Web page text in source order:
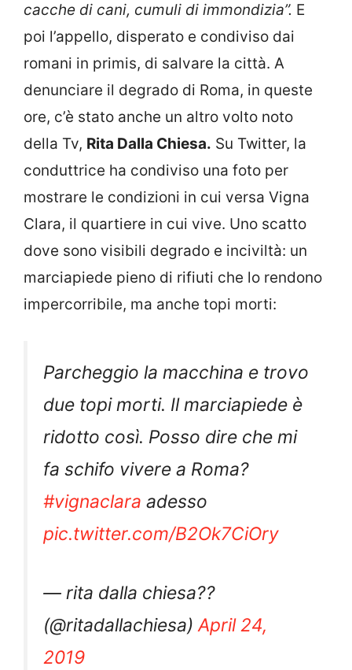
cacche di cani, cumuli di immondizia”. E
poi l’appello, disperato e condiviso dai
romani in primis, di salvare la città. A
denunciare il degrado di Roma, in queste
ore, c’è stato anche un altro volto noto
della Tv, Rita Dalla Chiesa. Su Twitter, la
conduttrice ha condiviso una foto per
mostrare le condizioni in cui versa Vigna
Clara, il quartiere in cui vive. Uno scatto
dove sono visibili degrado e inciviltà: un
marciapiede pieno di rifiuti che lo rendono
impercorribile, ma anche topi morti:
Parcheggio la macchina e trovo
due topi morti. Il marciapiede è
ridotto così. Posso dire che mi
fa schifo vivere a Roma?
#vignaclara adesso
pic.twitter.com/B2Ok7CiOry
— rita dalla chiesa??
(@ritadallachiesa)April 24,
2019